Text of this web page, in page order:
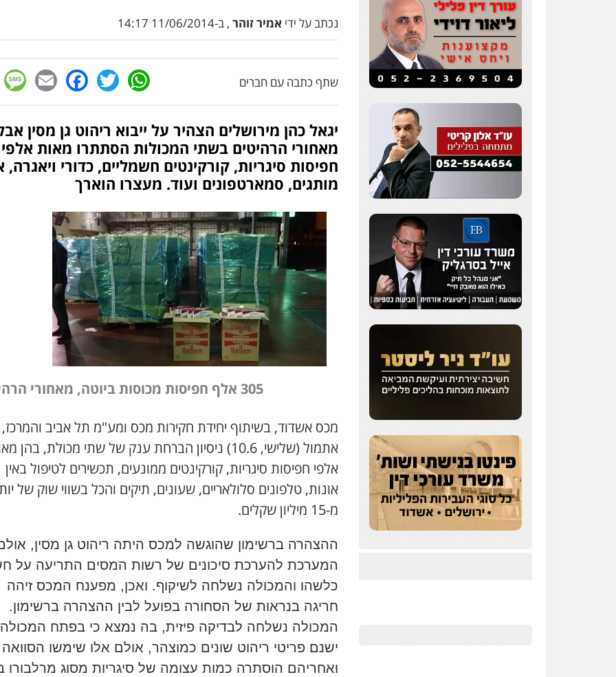
נכתב על ידי אמיר זוהר , ב-11/06/2014 14:17
שתף כתבה עם חברים WhatsApp
Twitter
יגאל כהן מירושלים הצהיר על ייבוא ריהוט גן מסין
מאחורי הרהיטים בשתי המכולות הסתתרו מאות אלפי
חפיסות סיגריות, קורקינטים חשמליים, כדורי ויאגרה,
מותגים, סמארטפונים ועוד. מעצרו הוארך
305 אלף חפיסות מכוסות ביוטה, מאחורי הרהיטים
מכס אשדוד, בשיתוף יחידת חקירות מכס ומע"מ תל אביב והמרכז,
אתמול (שלישי, 10.6) ניסיון הברחת ענק של שתי מכולת, בהן
אלפי חפיסות סיגריות, קורקינטים ממונעים, תכשירים לטיפול באין
אונות, טלפונים סלולאריים, שעונים, תיקים והכל בשווי שוק של
מ-15 מיליון שקלים.
ההצהרה ברשימון שהוגשה למכס היתה ריהוט גן מסין,
המערכת להערכת סיכונים של רשות המסים התריעה על
כלשהו והמכולה נשלחה לשיקוף. ואכן, מפענח המכס זיהה
חריגה בנראות של הסחורה בפועל לבין ההצהרה ברשימון.
המכולה נשלחה לבדיקה פיזית, בה נמצא כי בפתח המכולה
ישנם פריטי ריהוט שונים כמוצהר, אולם אלו שימשו הסוואה
ואחריהם הוסתרה כמות עצומה של סיגריות מסוג מרלבורו